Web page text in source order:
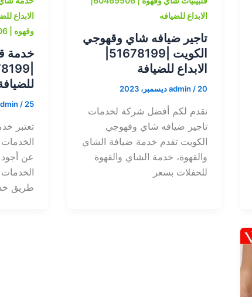
الابداع للضيافه
تاجير ضيافه شاي وقهوجي
الابداع للضيافة
admin /20 ديسمبر، 2023
نقدم لكم أفضل شركة لخدمات
تاجير ضيافه شاي وقهوجي
الكويت تقدم خدمة ضيافة الشاي
والقهوة، خدمة الشاي والقهوة
للحفلات بسعر
الابداع
وقهوه | 60469506| الابداع للضيافه
خدمة
/25 نوفمبر، 2023
تعتبر
عن
طريق